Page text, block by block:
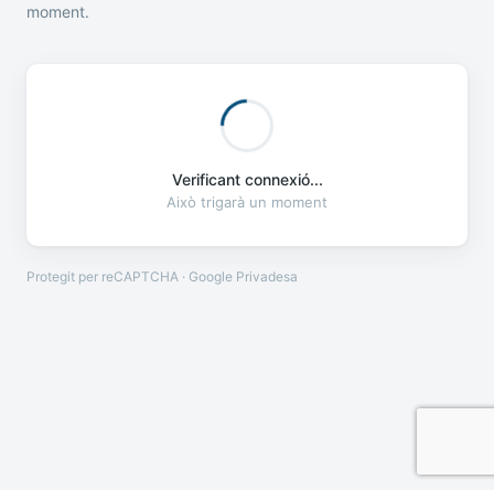
moment.
Verificant connexió...
Això trigarà un moment
Protegit per reCAPTCHA · Google Privadesa